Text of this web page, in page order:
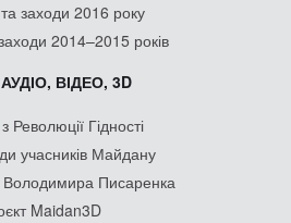
заходи 2016 року
2014–2015 років
ВІДЕО, 3D
Революції Гідності
учасників Майдану
Писаренка
Maidan3D